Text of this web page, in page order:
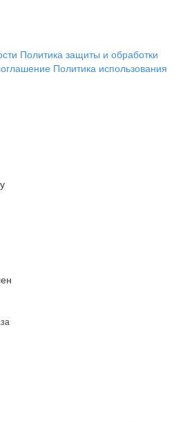
Политика защиты и обработки
Политика использования